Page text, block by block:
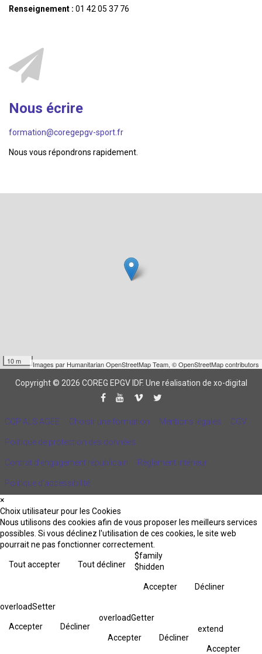
Renseignement : 01 42 05 37 76
Nous écrire
formation@coregepgv-sport.fr
Nous vous répondrons rapidement.
10 m Images par Humanitarian OpenStreetMap Team, © OpenStreetMap contributors
Copyright © 2026 COREG EPGV IDF. Une réalisation de xo-digital
CQP ALS AGEE Choisir une formation Mentions légales CGV
Politique de protection des données
Contrat d'engagement républicain Règlement intérieur
Politique d’accessibilité
×
Choix utilisateur pour les Cookies
Nous utilisons des cookies afin de vous proposer les meilleurs services
possibles. Si vous déclinez l'utilisation de ces cookies, le site web
pourrait ne pas fonctionner correctement.
Tout accepter Tout décliner
$family
$hidden
Accepter Décliner
overloadSetter
Accepter Décliner
overloadGetter
Accepter Décliner
extend
Accepter